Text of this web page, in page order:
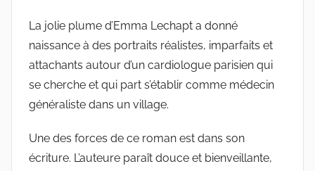
La jolie plume d’Emma Lechapt a donné
naissance à des portraits réalistes, imparfaits et
attachants autour d’un cardiologue parisien qui
se cherche et qui part s’établir comme médecin
généraliste dans un village.
Une des forces de ce roman est dans son
écriture. L’auteure paraît douce et bienveillante,